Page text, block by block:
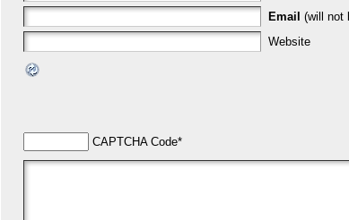
Email (will not
Website
CAPTCHA Code*